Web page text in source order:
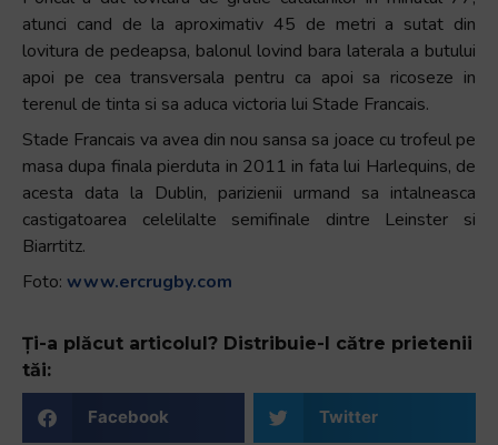
atunci cand de la aproximativ 45 de metri a sutat din
lovitura de pedeapsa, balonul lovind bara laterala a butului
apoi pe cea transversala pentru ca apoi sa ricoseze in
terenul de tinta si sa aduca victoria lui Stade Francais.
Stade Francais va avea din nou sansa sa joace cu trofeul pe
masa dupa finala pierduta in 2011 in fata lui Harlequins, de
acesta data la Dublin, parizienii urmand sa intalneasca
castigatoarea celelilalte semifinale dintre Leinster si
Biarrtitz.
Foto: www.ercrugby.com
Ți-a plăcut articolul? Distribuie-l către prietenii
tăi:
Facebook Twitter